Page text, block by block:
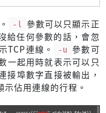
-l 參數可以只顯示正
給任何參數的話，會忽
TCP連線。 -u 參數可
一起用時就表示可以只
接埠數字直接被輸出，
示佔用連線的行程。